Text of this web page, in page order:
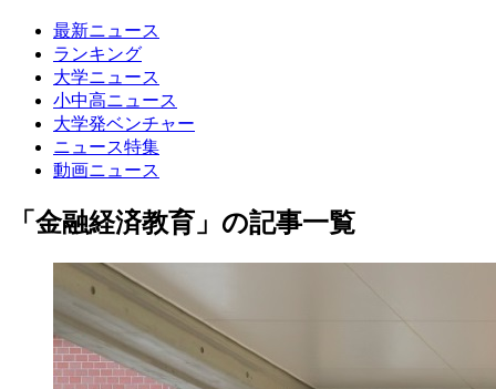
最新ニュース
ランキング
大学ニュース
小中高ニュース
大学発ベンチャー
ニュース特集
動画ニュース
「金融経済教育」の記事一覧